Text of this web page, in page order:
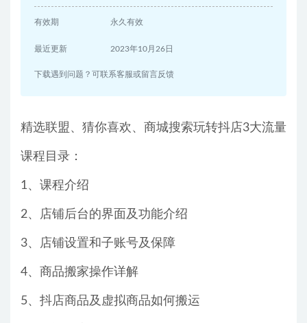
有效期 永久有效
最近更新 2023年10月26日
下载遇到问题？可联系客服或留言反馈
精选联盟、猜你喜欢、商城搜索玩转抖店3大流量
课程目录：
1、课程介绍
2、店铺后台的界面及功能介绍
3、店铺设置和子账号及保障
4、商品搬家操作详解
5、抖店商品及虚拟商品如何搬运